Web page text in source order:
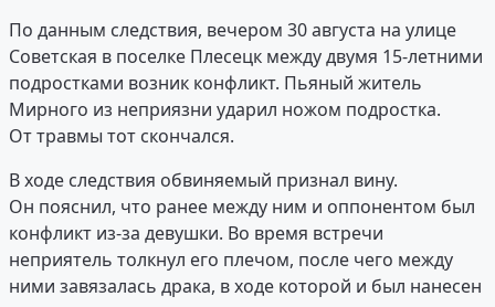
По данным следствия, вечером 30 августа на улице
Советская в поселке Плесецк между двумя 15-летними
подростками возник конфликт. Пьяный житель
Мирного из неприязни ударил ножом подростка.
От травмы тот скончался.
В ходе следствия обвиняемый признал вину.
Он пояснил, что ранее между ним и оппонентом был
конфликт из-за девушки. Во время встречи
неприятель толкнул его плечом, после чего между
ними завязалась драка, в ходе которой и был нанесен